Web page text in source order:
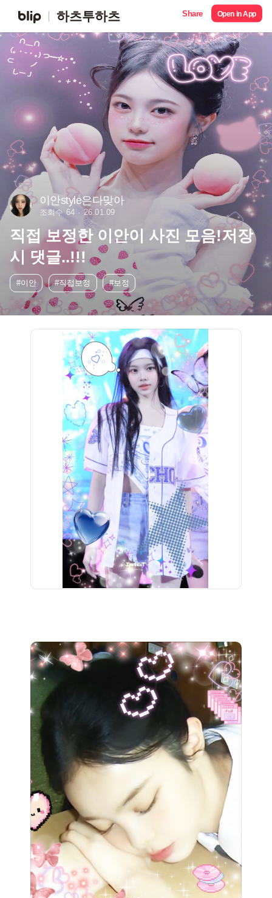
하츠투하츠 Share Open in App
이안style은다맞아
조회수 64 26.01.09
직접 보정한 이안이 사진 모음!저장
시 댓글..!!!
#이안 #직접보정 #보정